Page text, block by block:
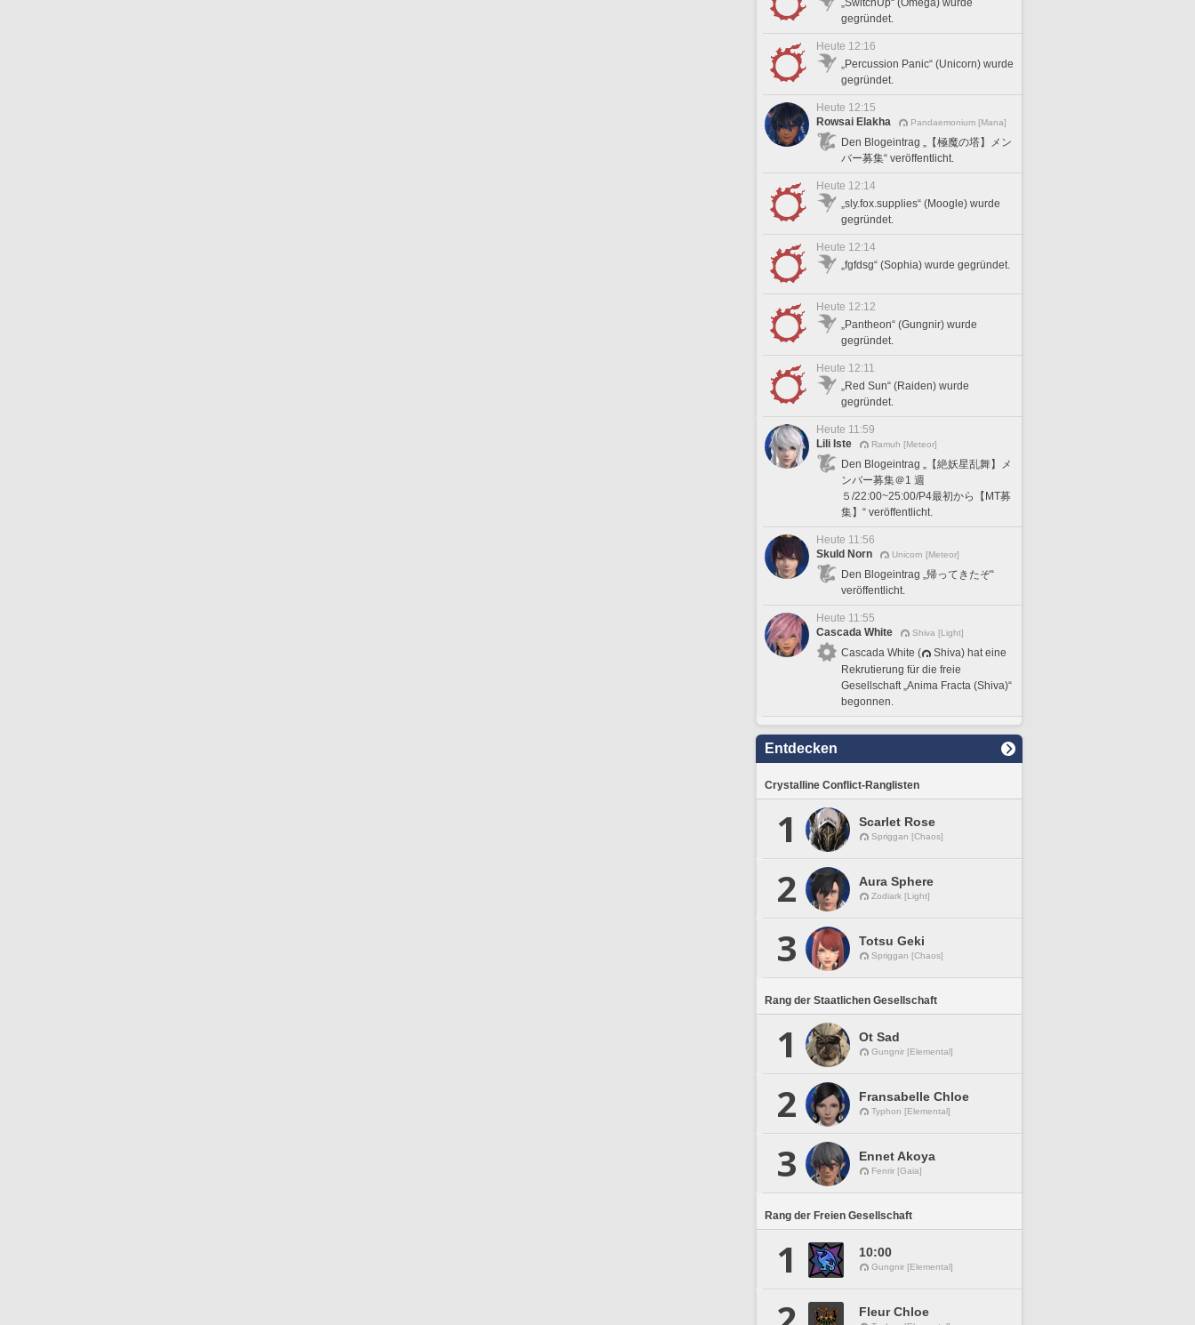
„SwitchUp“ (Omega) wurde
gegründet.
Heute 12:16
„Percussion Panic“ (Unicorn) wurde
gegründet.
Heute 12:15
Rowsai Elakha
Pandaemonium [Mana]
Den Blogeintrag „【極魔の塔】メン
バー募集“ veröffentlicht.
Heute 12:14
„sly.fox.supplies“ (Moogle) wurde
gegründet.
Heute 12:14
„fgfdsg“ (Sophia) wurde gegründet.
Heute 12:12
„Pantheon“ (Gungnir) wurde
gegründet.
Heute 12:11
„Red Sun“ (Raiden) wurde
gegründet.
Heute 11:59
Lili Iste
Ramuh [Meteor]
Den Blogeintrag „【絶妖星乱舞】メ
ンバー募集＠1 週
５/22:00~25:00/P4最初から【MT募
集】“ veröffentlicht.
Heute 11:56
Skuld Norn
Unicorn [Meteor]
Den Blogeintrag „帰ってきたぞ“
veröffentlicht.
Heute 11:55
Cascada White
Shiva [Light]
Cascada White (
Shiva) hat eine
Rekrutierung für die freie
Gesellschaft „Anima Fracta (Shiva)“
begonnen.
Entdecken
Crystalline Conflict-Ranglisten
1 Scarlet Rose
Spriggan [Chaos]
2 Aura Sphere
Zodiark [Light]
3 Totsu Geki
Spriggan [Chaos]
Rang der Staatlichen Gesellschaft
1 Ot Sad
Gungnir [Elemental]
2 Fransabelle Chloe
Typhon [Elemental]
3 Ennet Akoya
Fenrir [Gaia]
Rang der Freien Gesellschaft
1 10:00
Gungnir [Elemental]
Fleur Chloe